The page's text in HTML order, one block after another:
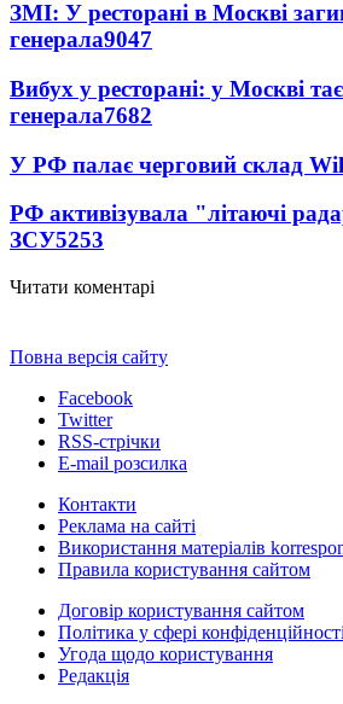
ЗМІ: У ресторані в Москві
генерала9047
Вибух у ресторані: у Москві
генерала7682
У РФ палає черговий склад
РФ активізувала "літаючі
ЗСУ5253
Читати коментарі
Повна версія сайту
Facebook
Twitter
RSS-стрічки
E-mail розсилка
Контакти
Реклама на сайті
Використання матеріалів
Правила користування сайтом
Договір користування сайтом
Політика у сфері
Угода щодо користування
Редакція